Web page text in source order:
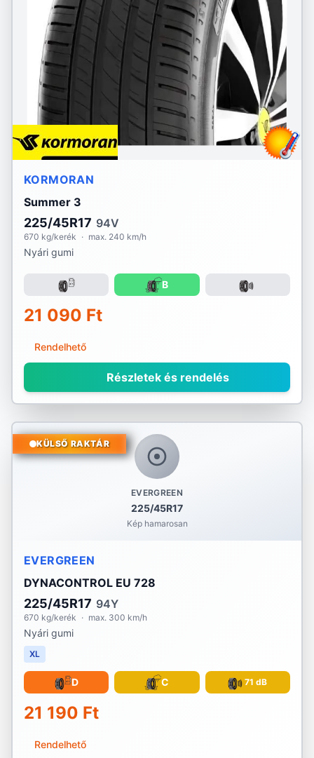
KORMORAN
Summer 3
225/45R17 94V
670 kg/kerék · max. 240 km/h
Nyári gumi
B
21 090 Ft
Rendelhető
Részletek és rendelés
EVERGREEN
225/45R17
Kép hamarosan
KÜLSŐ RAKTÁR
EVERGREEN
DYNACONTROL EU 728
225/45R17 94Y
670 kg/kerék · max. 300 km/h
Nyári gumi
XL
D C 71 dB
21 190 Ft
Rendelhető